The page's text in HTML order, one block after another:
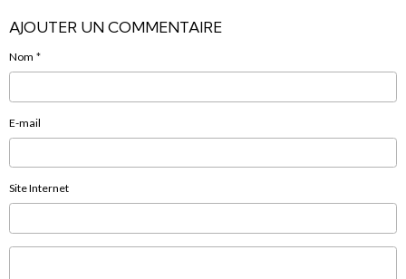
AJOUTER UN COMMENTAIRE
Nom
E-mail
Site Internet